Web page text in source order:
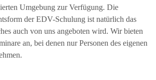
Umgebung zur Verfügung. Die
der EDV-Schulung ist natürlich das
auch von uns angeboten wird. Wir bieten
an, bei denen nur Personen des eigenen